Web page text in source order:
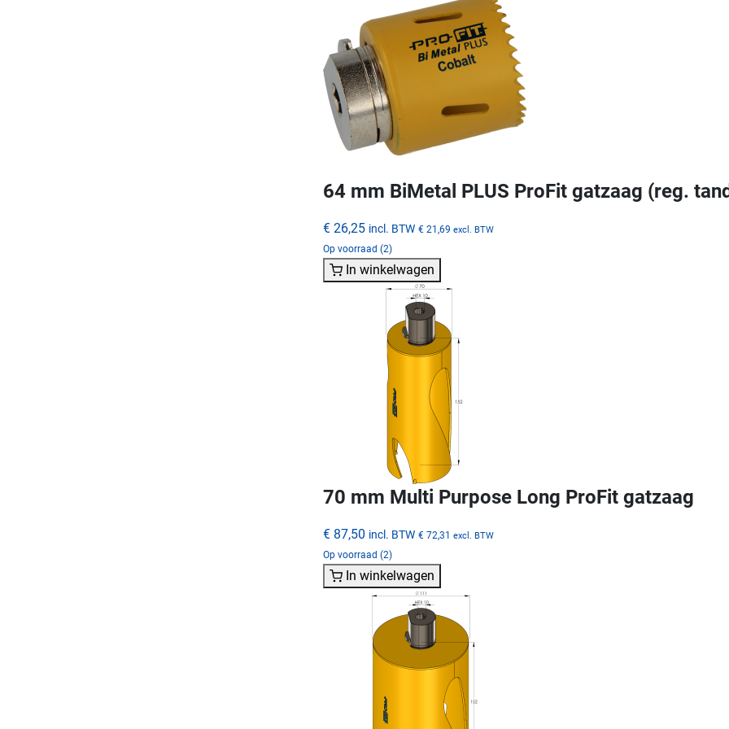
64 mm BiMetal PLUS ProFit gatzaag (reg.
€ 26,25 incl. BTW € 21,69 excl. BTW
Op voorraad (2)
In winkelwagen
70 mm Multi Purpose Long ProFit gatzaag
€ 87,50 incl. BTW € 72,31 excl. BTW
Op voorraad (2)
In winkelwagen